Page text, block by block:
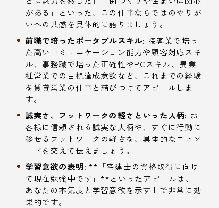
がある」といった、この仕事ならではのやりが
いへの共感を具体的に語りましょう。
前職で培ったポータブルスキル: 接客業で培っ
た高いコミュニケーション能力や顧客対応スキ
ル、事務職で培った正確性やPCスキル、異業
種営業での目標達成意欲など、これまでの経験
を賃貸営業の仕事と結びつけてアピールしま
す。
誠実さ、フットワークの軽さといった人柄: お
客様に信頼される誠実な人柄や、すぐに行動に
移せるフットワークの軽さを、具体的なエピソ
ードを交えて伝えましょう。
学習意欲の表明: **「宅建士の資格取得に向け
て現在勉強中です」**といったアピールは、
あなたの本気度と学習意欲を示す上で非常に効
果的です。